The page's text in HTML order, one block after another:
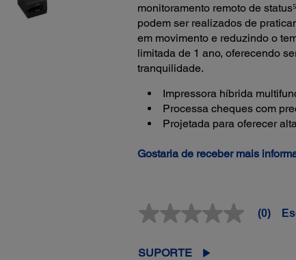
monitoramento remoto de
podem ser realizados de
em movimento e reduzindo o
limitada de 1 ano, oferecendo
tranquilidade.
Impressora híbrida
Processa cheques com
Projetada para oferecer
Gostaria de receber mais
Sem
Link
(0)
SUPORTE